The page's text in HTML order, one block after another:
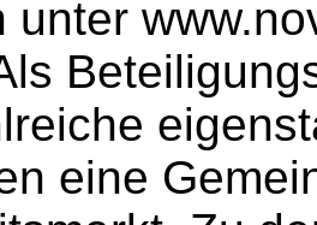
unter
eine